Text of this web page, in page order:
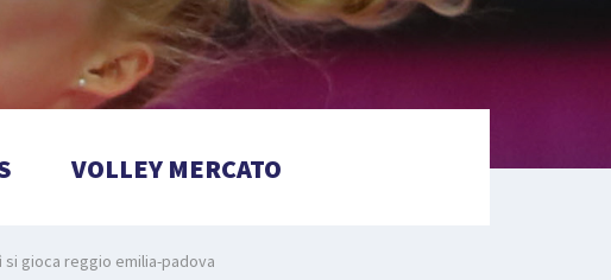
VOLLEY MERCATO
gioca reggio emilia-padova